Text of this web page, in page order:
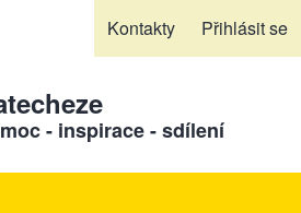
Kontakty Přihlásit se
- inspirace - sdílení